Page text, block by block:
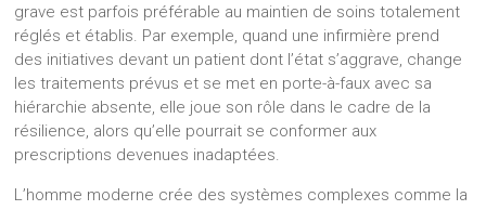
grave est parfois préférable au maintien de soins totalement
réglés et établis. Par exemple, quand une infirmière prend
des initiatives devant un patient dont l’état s’aggrave, change
les traitements prévus et se met en porte-à-faux avec sa
hiérarchie absente, elle joue son rôle dans le cadre de la
résilience, alors qu’elle pourrait se conformer aux
prescriptions devenues inadaptées.
L’homme moderne crée des systèmes complexes comme la